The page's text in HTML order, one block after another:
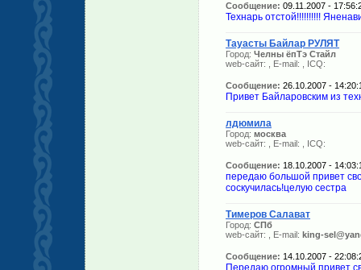
Сообщение: 09.11.2007 -
Технарь отстой!!!!!!!!!!
Тауасты Байлар РУЛЯТ
Город: Челны ёпТэ Стайл
web-сайт:
, E-mail: , ICQ:
Сообщение: 26.10.2007 -
Привет Байларовским из
лдюмила
Город: москва
web-сайт:
, E-mail: , ICQ:
Сообщение: 18.10.2007 -
передаю большой привет
соскучилась!целую сестра
Тимеров Салават
Город: СПб
web-сайт:
, E-mail: king-
Сообщение: 14.10.2007 -
Передаю огромный привет